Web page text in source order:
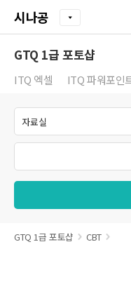
시나공
GTQ 1급 포토샵
ITQ 엑셀 ITQ 파워포인
GTQ 1급 포토샵 CBT